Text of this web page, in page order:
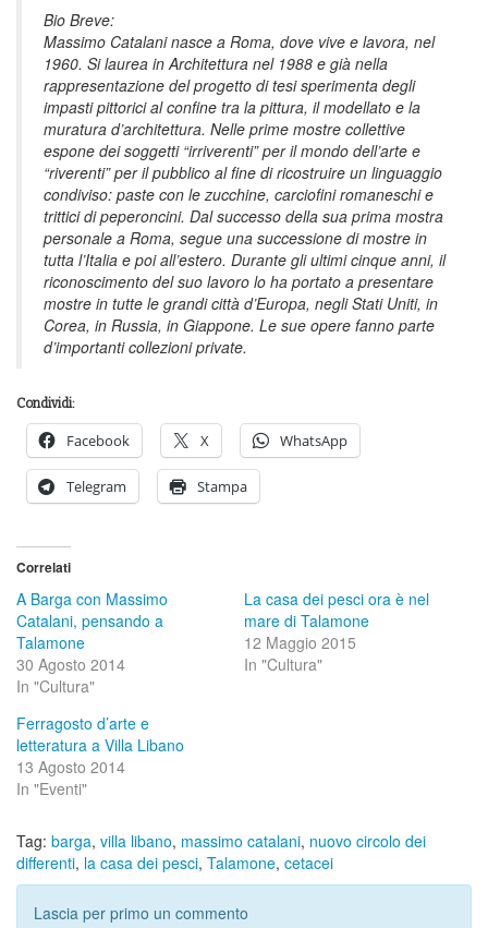
Bio Breve:
Massimo Catalani nasce a Roma, dove vive e lavora, nel
1960. Si laurea in Architettura nel 1988 e già nella
rappresentazione del progetto di tesi sperimenta degli
impasti pittorici al confine tra la pittura, il modellato e la
muratura d’architettura. Nelle prime mostre collettive
espone dei soggetti “irriverenti” per il mondo dell’arte e
“riverenti” per il pubblico al fine di ricostruire un linguaggio
condiviso: paste con le zucchine, carciofini romaneschi e
trittici di peperoncini. Dal successo della sua prima mostra
personale a Roma, segue una successione di mostre in
tutta l’Italia e poi all’estero. Durante gli ultimi cinque anni, il
riconoscimento del suo lavoro lo ha portato a presentare
mostre in tutte le grandi città d’Europa, negli Stati Uniti, in
Corea, in Russia, in Giappone. Le sue opere fanno parte
d’importanti collezioni private.
Condividi:
Facebook X WhatsApp
Telegram Stampa
Correlati
A Barga con Massimo
Catalani, pensando a
Talamone
30 Agosto 2014
In "Cultura"
La casa dei pesci ora è nel
mare di Talamone
12 Maggio 2015
In "Cultura"
Ferragosto d’arte e
letteratura a Villa Libano
13 Agosto 2014
In "Eventi"
Tag: barga, villa libano, massimo catalani, nuovo circolo dei
differenti, la casa dei pesci, Talamone, cetacei
Lascia per primo un commento